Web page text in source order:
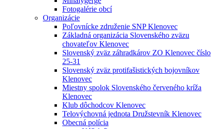
Fotogalérie obcí
Organizácie
Poľovnícke združenie SNP Klenovec
Základná organizácia Slovenského zväzu
chovateľov Klenovec
Slovenský zväz záhradkárov ZO Klenovec číslo
25-31
Slovenský zväz protifašistických bojovníkov
Klenovec
Miestny spolok Slovenského červeného kríža
Klenovec
Klub dôchodcov Klenovec
Telovýchovná jednota Družstevník Klenovec
Obecná polícia